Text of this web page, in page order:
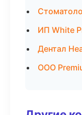
ИП White
Дентал
ООО